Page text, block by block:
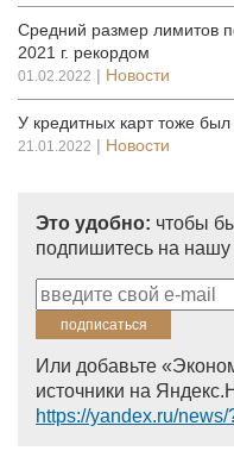
Средний размер лимитов
2021 г. рекордом
01.02.2022 | Новости
У кредитных карт тоже
21.01.2022 | Новости
Это удобно: чтобы
подпишитесь на нашу
Или добавьте
источники на
https://yandex.ru/